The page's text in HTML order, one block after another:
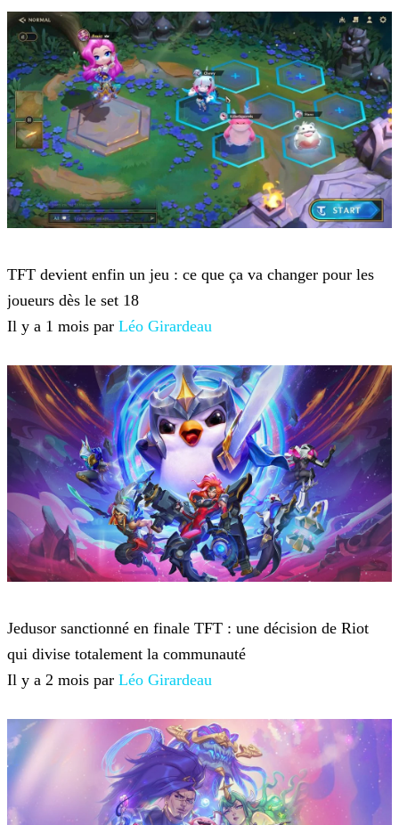
TFT devient enfin un jeu : ce que ça va changer pour les
joueurs dès le set 18
Il y a 1 mois par Léo Girardeau
Jedusor sanctionné en finale TFT : une décision de Riot
qui divise totalement la communauté
Il y a 2 mois par Léo Girardeau